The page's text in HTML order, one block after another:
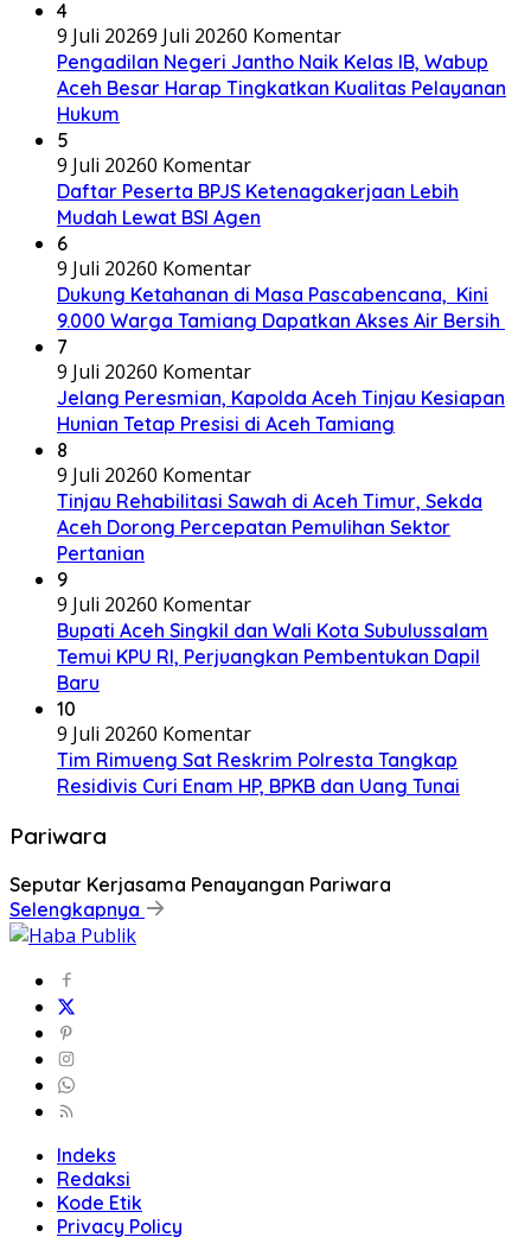
4
9 Juli 20269 Juli 20260 Komentar
Pengadilan Negeri Jantho Naik Kelas IB, Wabup
Aceh Besar Harap Tingkatkan Kualitas Pelayanan
Hukum
5
9 Juli 20260 Komentar
Daftar Peserta BPJS Ketenagakerjaan Lebih
Mudah Lewat BSI Agen
6
9 Juli 20260 Komentar
Dukung Ketahanan di Masa Pascabencana, Kini
9.000 Warga Tamiang Dapatkan Akses Air Bersih
7
9 Juli 20260 Komentar
Jelang Peresmian, Kapolda Aceh Tinjau Kesiapan
Hunian Tetap Presisi di Aceh Tamiang
8
9 Juli 20260 Komentar
Tinjau Rehabilitasi Sawah di Aceh Timur, Sekda
Aceh Dorong Percepatan Pemulihan Sektor
Pertanian
9
9 Juli 20260 Komentar
Bupati Aceh Singkil dan Wali Kota Subulussalam
Temui KPU RI, Perjuangkan Pembentukan Dapil
Baru
10
9 Juli 20260 Komentar
Tim Rimueng Sat Reskrim Polresta Tangkap
Residivis Curi Enam HP, BPKB dan Uang Tunai
Pariwara
Seputar Kerjasama Penayangan Pariwara
Selengkapnya
Indeks
Redaksi
Kode Etik
Privacy Policy